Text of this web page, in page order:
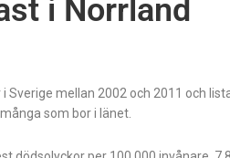
i Norrland
mellan 2002 och 2011 och
som bor i länet.